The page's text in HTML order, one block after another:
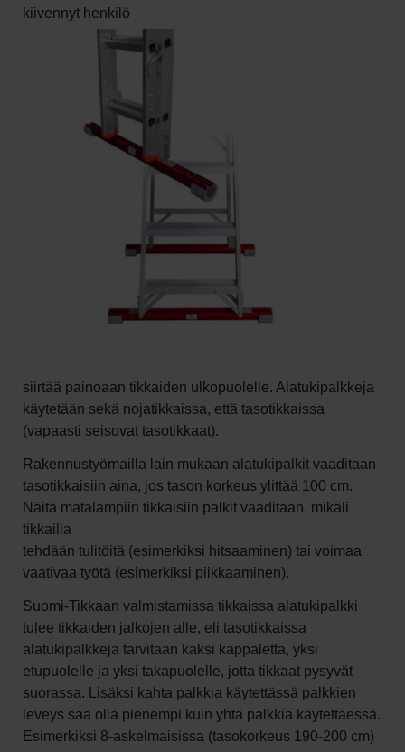
kiivennyt henkilö
siirtää painoaan tikkaiden ulkopuolelle. Alatukipalkkeja
käytetään sekä nojatikkaissa, että tasotikkaissa
(vapaasti seisovat tasotikkaat).
Rakennustyömailla lain mukaan alatukipalkit vaaditaan
tasotikkaisiin aina, jos tason korkeus ylittää 100 cm.
Näitä matalampiin tikkaisiin palkit vaaditaan, mikäli
tikkailla
tehdään tulitöitä (esimerkiksi hitsaaminen) tai voimaa
vaativaa työtä (esimerkiksi piikkaaminen).
Suomi-Tikkaan valmistamissa tikkaissa alatukipalkki
tulee tikkaiden jalkojen alle, eli tasotikkaissa
alatukipalkkeja tarvitaan kaksi kappaletta, yksi
etupuolelle ja yksi takapuolelle, jotta tikkaat pysyvät
suorassa. Lisäksi kahta palkkia käytettässä palkkien
leveys saa olla pienempi kuin yhtä palkkia käytettäessä.
Esimerkiksi 8-askelmaisissa (tasokorkeus 190-200 cm)